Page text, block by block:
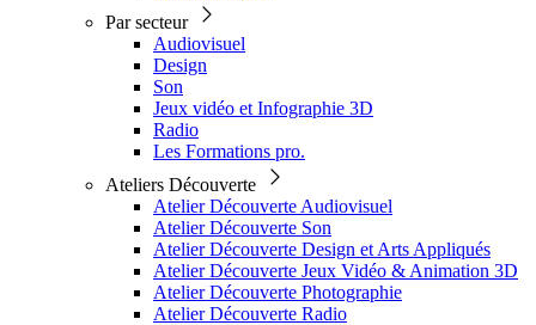
Par secteur
Audiovisuel
Design
Son
Jeux vidéo et Infographie 3D
Radio
Les Formations pro.
Ateliers Découverte
Atelier Découverte Audiovisuel
Atelier Découverte Son
Atelier Découverte Design et Arts Appliqués
Atelier Découverte Jeux Vidéo & Animation 3D
Atelier Découverte Photographie
Atelier Découverte Radio